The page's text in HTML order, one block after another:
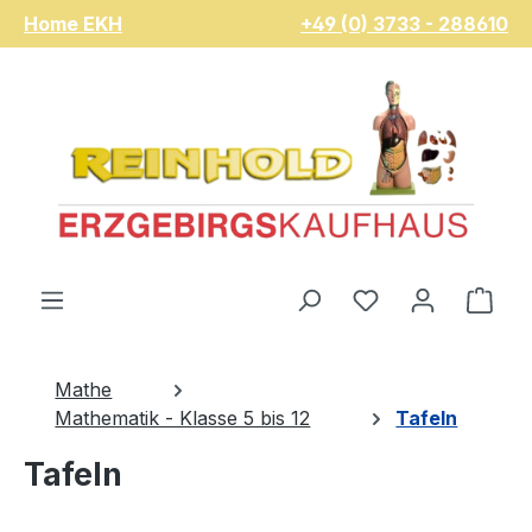
Zum Hauptinhalt springen
Home EKH +49 (0) 3733 - 288610
Du hast 0
Mathe
Mathematik - Klasse 5 bis 12
Tafeln
Tafeln